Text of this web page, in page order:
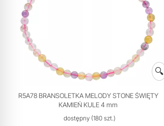
🔍
R5A78 BRANSOLETKA MELODY STONE ŚWIĘTY
KAMIEŃ KULE 4 mm
dostępny(180 szt.)